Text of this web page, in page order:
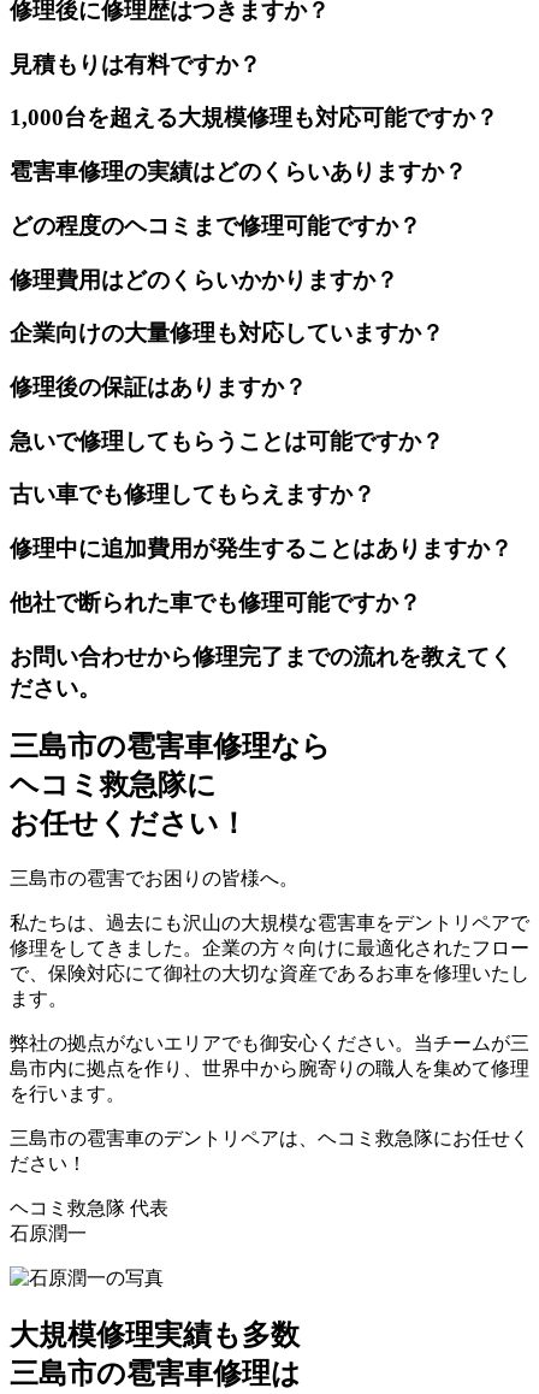
修理後に修理歴はつきますか？
見積もりは有料ですか？
1,000台を超える大規模修理も対応可能ですか？
雹害車修理の実績はどのくらいありますか？
どの程度のヘコミまで修理可能ですか？
修理費用はどのくらいかかりますか？
企業向けの大量修理も対応していますか？
修理後の保証はありますか？
急いで修理してもらうことは可能ですか？
古い車でも修理してもらえますか？
修理中に追加費用が発生することはありますか？
他社で断られた車でも修理可能ですか？
お問い合わせから修理完了までの流れを教えてく
ださい。
三島市の雹害車修理なら
ヘコミ救急隊に
お任せください！
三島市の雹害でお困りの皆様へ。
私たちは、過去にも沢山の大規模な雹害車をデントリペアで
修理をしてきました。企業の方々向けに最適化されたフロー
で、保険対応にて御社の大切な資産であるお車を修理いたし
ます。
弊社の拠点がないエリアでも御安心ください。当チームが三
島市内に拠点を作り、世界中から腕寄りの職人を集めて修理
を行います。
三島市の雹害車のデントリペアは、ヘコミ救急隊にお任せく
ださい！
ヘコミ救急隊 代表
石原潤一
大規模修理実績も多数
三島市の雹害車修理は